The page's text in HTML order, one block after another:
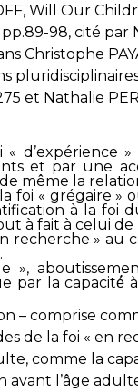
Will Our
98, cité par
Christophe
et Nathalie
d’expérience
et par une
même la
foi « grégaire »
à la foi
à fait à celui de
recherche » au
»,
par la capacité́
– comprise
de la foi « en
comme la
avant l’âge